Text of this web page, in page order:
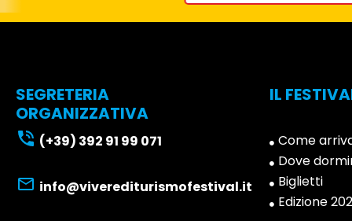
SEGRETERIA
ORGANIZZATIVA
(+39) 392 91 99 071
info@viverediturismofestival.it
IL
Come
Dove
Biglietti
Edizione